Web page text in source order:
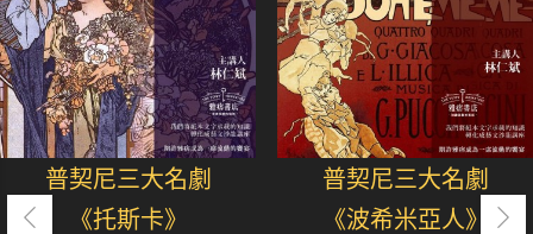
普契尼三大名劇
《托斯卡》
普契尼三大名劇
《波希米亞人》